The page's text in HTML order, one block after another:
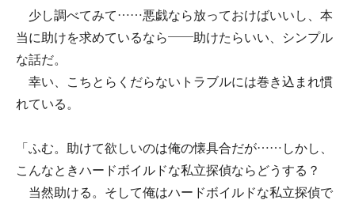
少し調べてみて……悪戯なら放っておけばいいし、本
当に助けを求めているなら――助けたらいい、シンプル
な話だ。
幸い、こちとらくだらないトラブルには巻き込まれ慣
れている。
「ふむ。助けて欲しいのは俺の懐具合だが……しかし、
こんなときハードボイルドな私立探偵ならどうする？
当然助ける。そして俺はハードボイルドな私立探偵で